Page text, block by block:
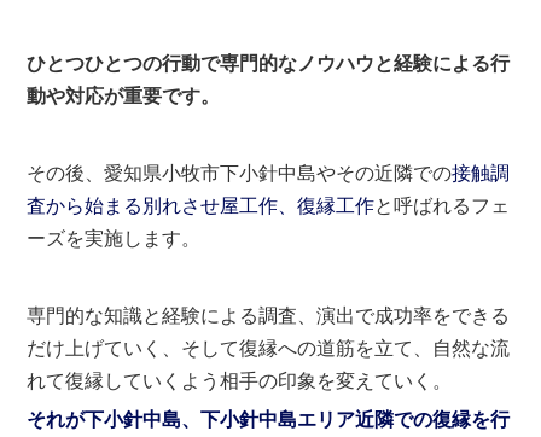
ひとつひとつの行動で専門的なノウハウと経験による行
動や対応が重要です。
その後、愛知県小牧市下小針中島やその近隣での接触調
査から始まる別れさせ屋工作、復縁工作と呼ばれるフェ
ーズを実施します。
専門的な知識と経験による調査、演出で成功率をできる
だけ上げていく、そして復縁への道筋を立て、自然な流
れて復縁していくよう相手の印象を変えていく。
それが下小針中島、下小針中島エリア近隣での復縁を行